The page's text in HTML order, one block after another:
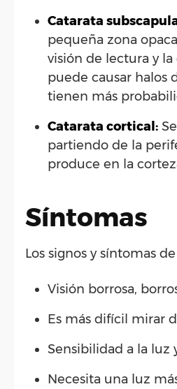
Catarata
pequeña zona
visión de lectura y
puede causar halos
tienen más
Catarata cortical:
partiendo de la
produce en la
Síntomas
Los signos y síntomas
Visión borrosa,
Es más difícil mirar
Sensibilidad a la luz
Necesita una luz